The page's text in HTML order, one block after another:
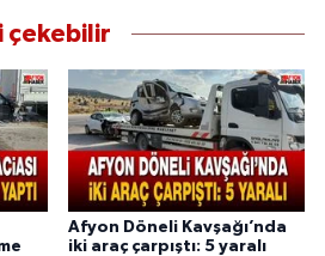
çekebilir
Afyon Döneli Kavşağı’nda
iki araç çarpıştı: 5 yaralı